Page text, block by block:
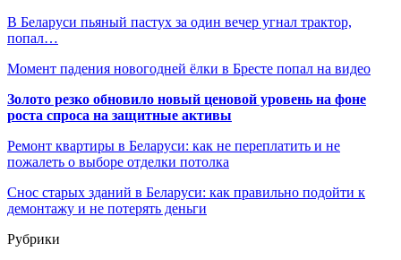
В Беларуси пьяный пастух за один вечер угнал трактор,
попал…
Момент падения новогодней ёлки в Бресте попал на видео
Золото резко обновило новый ценовой уровень на фоне
роста спроса на защитные активы
Ремонт квартиры в Беларуси: как не переплатить и не
пожалеть о выборе отделки потолка
Снос старых зданий в Беларуси: как правильно подойти к
демонтажу и не потерять деньги
Рубрики